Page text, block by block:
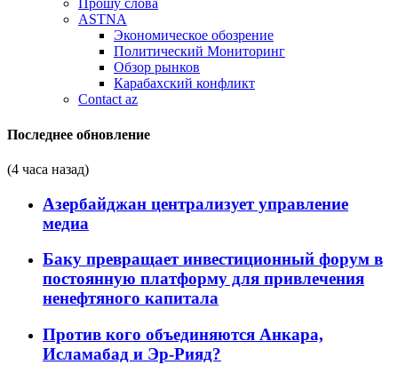
Прошу слова
ASTNA
Экономическое обозрение
Политический Мониторинг
Обзор рынков
Карабахский конфликт
Contact az
Последнее обновление
(4 часа назад)
Азербайджан централизует управление
медиа
Баку превращает инвестиционный форум в
постоянную платформу для привлечения
ненефтяного капитала
Против кого объединяются Анкара,
Исламабад и Эр-Рияд?